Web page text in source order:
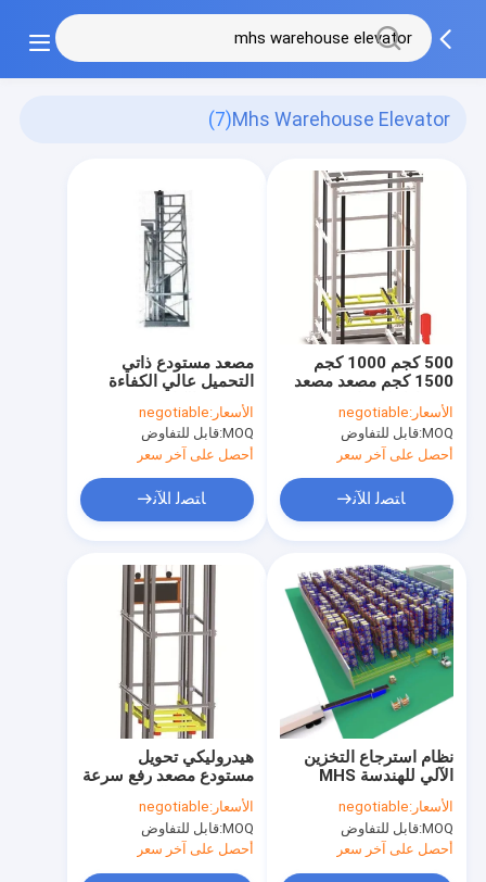
Mhs Warehouse Elevator
(7)
مصعد مستودع ذاتي
التحميل عالي الكفاءة
مؤتمت بالكامل
الأسعار:negotiable
MOQ: قابل للتفاوض
أحصل على آخر سعر
ﺎﺘﺼﻟ ﺍﻶﻧ
500 كجم 1000 كجم
1500 كجم مصعد مصعد
رفع ناقل البضائع
الأسعار:negotiable
MOQ: قابل للتفاوض
أحصل على آخر سعر
ﺎﺘﺼﻟ ﺍﻶﻧ
هيدروليكي تحويل
مستودع مصعد رفع سرعة
ماكس 40m لكل دقيقة
الأسعار:negotiable
MOQ: قابل للتفاوض
أحصل على آخر سعر
نظام استرجاع التخزين
الآلي للهندسة MHS
الأسعار:negotiable
MOQ: قابل للتفاوض
أحصل على آخر سعر